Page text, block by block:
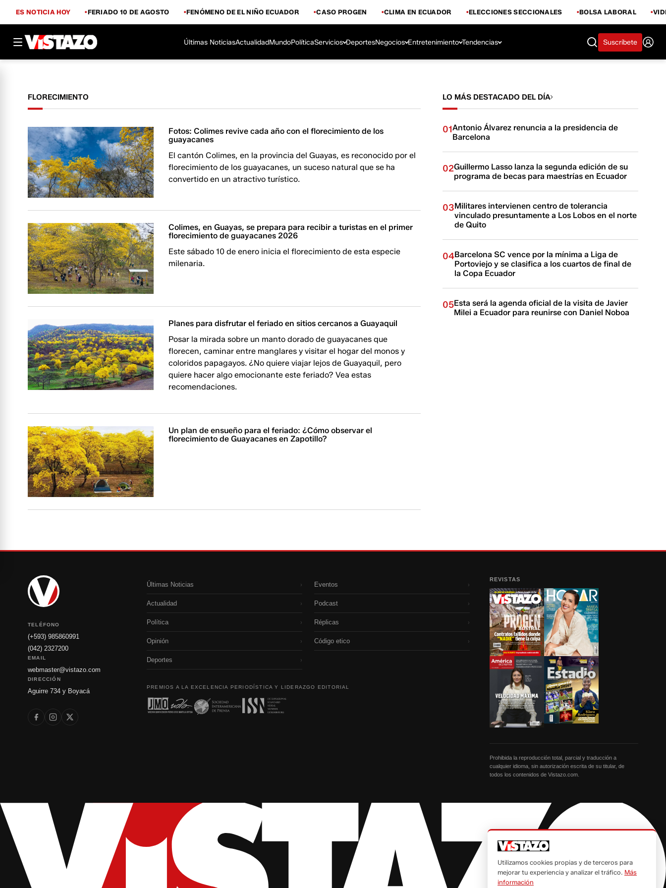
ES NOTICIA HOY FERIADO 10 DE AGOSTO FENÓMENO DE EL NIÑO ECUADOR CASO PROGEN CLIMA EN ECUADOR ELECCIONES SECCIONALES BOLSA LABORAL
Últimas NoticiasActualidadMundoPolíticaServicios DeportesNegocios Entretenimiento Tendencias Suscríbete
FLORECIMIENTO
Fotos: Colimes revive cada año con el florecimiento de los
guayacanes
El cantón Colimes, en la provincia del Guayas, es reconocido por el
florecimiento de los guayacanes, un suceso natural que se ha
convertido en un atractivo turístico.
Colimes, en Guayas, se prepara para recibir a turistas en el primer
florecimiento de guayacanes 2026
Este sábado 10 de enero inicia el florecimiento de esta especie
milenaria.
Planes para disfrutar el feriado en sitios cercanos a Guayaquil
Posar la mirada sobre un manto dorado de guayacanes que
florecen, caminar entre manglares y visitar el hogar del monos y
coloridos papagayos. ¿No quiere viajar lejos de Guayaquil, pero
quiere hacer algo emocionante este feriado? Vea estas
recomendaciones.
Un plan de ensueño para el feriado: ¿Cómo observar el
florecimiento de Guayacanes en Zapotillo?
LO MÁS DESTACADO DEL DÍA
01Antonio Álvarez renuncia a la presidencia de
Barcelona
02Guillermo Lasso lanza la segunda edición de su
programa de becas para maestrías en Ecuador
03Militares intervienen centro de tolerancia
vinculado presuntamente a Los Lobos en el norte
de Quito
04Barcelona SC vence por la mínima a Liga de
Portoviejo y se clasifica a los cuartos de final de
la Copa Ecuador
05Esta será la agenda oficial de la visita de Javier
Milei a Ecuador para reunirse con Daniel Noboa
TELÉFONO
(+593) 985860991
(042) 2327200
EMAIL
webmaster@vistazo.com
DIRECCIÓN
Aguirre 734 y Boyacá
Últimas Noticias ›
Actualidad ›
Política ›
Opinión ›
Deportes ›
Eventos ›
Podcast ›
Réplicas ›
Código etico ›
PREMIOS A LA EXCELENCIA PERIODÍSTICA Y LIDERAZGO EDITORIAL
REVISTAS
Prohibida la reproducción total, parcial y traducción a
cualquier idioma, sin autorización escrita de su titular, de
todos los contenidos de Vistazo.com.
Utilizamos cookies propias y de terceros para
mejorar tu experiencia y analizar el tráfico. Más
información